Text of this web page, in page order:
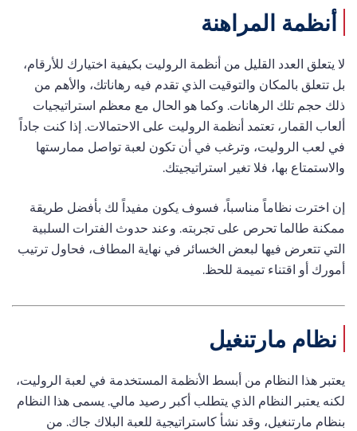
أنظمة المراهنة
لا يتعلق العدد القليل من أنظمة الروليت بكيفية اختيارك للأرقام،
بل تتعلق بالمكان والتوقيت الذي تقدم فيه رهاناتك، والأهم من
ذلك حجم تلك الرهانات. وكما هو الحال مع معظم استراتيجيات
ألعاب القمار، تعتمد أنظمة الروليت على الاحتمالات. إذا كنت جاداً
في لعب الروليت، وترغب في أن تكون لعبة تواصل ممارستها
والاستمتاع بها، فلا تغير استراتيجيتك.
إن اخترت نظاماً مناسباً، فسوف يكون مفيداً لك بأفضل طريقة
ممكنة طالما تحرص على تجربته. وعند حدوث الفترات السلبية
التي تتعرض فيها لبعض الخسائر في نهاية المطاف، فحاول ترتيب
أمورك أو اقتناء تميمة للحظ.
نظام مارتنغيل
يعتبر هذا النظام من أبسط الأنظمة المستخدمة في لعبة الروليت،
لكنه يعتبر النظام الذي يتطلب أكبر رصيد مالي. يسمى هذا النظام
بنظام مارتنغيل، وقد نشأ كاستراتيجية للعبة البلاك جاك. من